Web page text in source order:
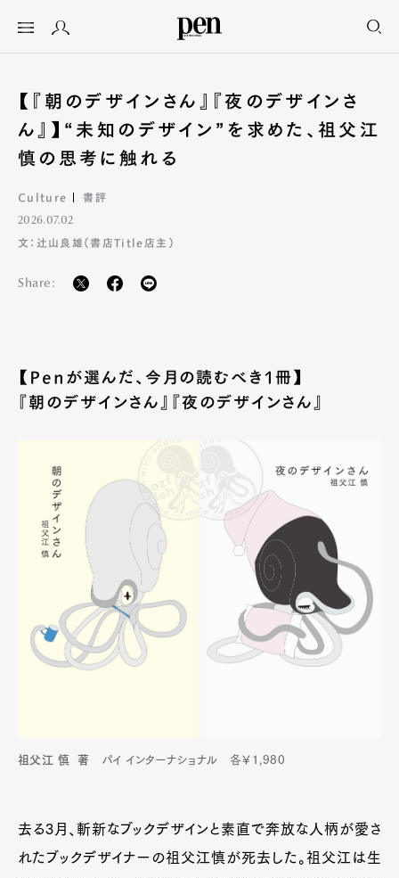
【『朝のデザインさん』『夜のデザインさ
ん』】“未知のデザイン”を求めた、祖父江
慎の思考に触れる
Culture 書評
2026.07.02
文：辻山良雄（書店Title店主）
Share:
【Penが選んだ、今月の読むべき1冊】
『朝のデザインさん』『夜のデザインさん』
祖父江 慎 著 パイ インターナショナル 各￥1,980
去る3月、斬新なブックデザインと素直で奔放な人柄が愛さ
れたブックデザイナーの祖父江慎が死去した。祖父江は生